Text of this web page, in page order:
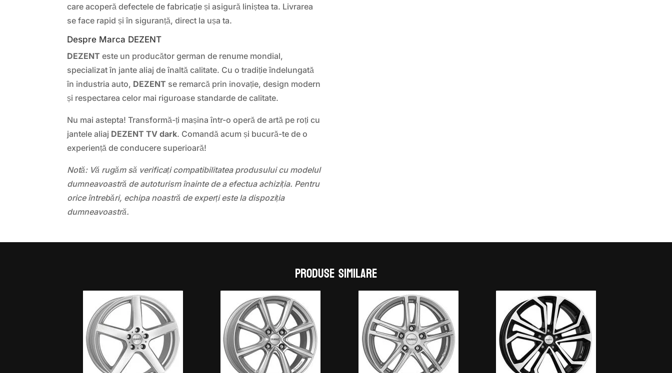
care acoperă defectele de fabricație și asigură liniștea ta. Livrarea
se face rapid și în siguranță, direct la ușa ta.
Despre Marca DEZENT
DEZENT este un producător german de renume mondial,
specializat în jante aliaj de înaltă calitate. Cu o tradiție îndelungată
în industria auto, DEZENT se remarcă prin inovație, design modern
și respectarea celor mai riguroase standarde de calitate.
Nu mai astepta! Transformă-ți mașina într-o operă de artă pe roți cu
jantele aliaj DEZENT TV dark. Comandă acum și bucură-te de o
experiență de conducere superioară!
Notă: Vă rugăm să verificați compatibilitatea produsului cu modelul
dumneavoastră de autoturism înainte de a efectua achiziția. Pentru
orice întrebări, echipa noastră de experți este la dispoziția
dumneavoastră.
Produse similare